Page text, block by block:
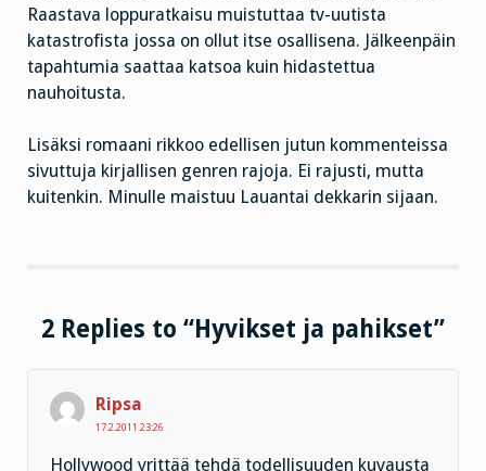
Raastava loppuratkaisu muistuttaa tv-uutista
katastrofista jossa on ollut itse osallisena. Jälkeenpäin
tapahtumia saattaa katsoa kuin hidastettua
nauhoitusta.
Lisäksi romaani rikkoo edellisen jutun kommenteissa
sivuttuja kirjallisen genren rajoja. Ei rajusti, mutta
kuitenkin. Minulle maistuu Lauantai dekkarin sijaan.
2 Replies to “Hyvikset ja pahikset”
Ripsa
17.2.2011 23:26
Hollywood yrittää tehdä todellisuuden kuvausta